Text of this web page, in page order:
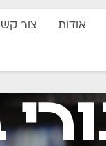
אודות
צור